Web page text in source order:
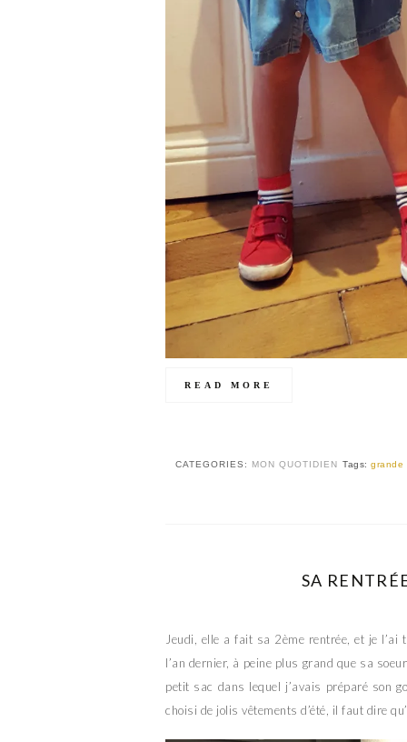
READ MORE
CATEGORIES: MON QUOTIDIEN Tags: grande
SA
Jeudi, elle a fait sa 2ème rentrée, et je
l’an dernier, à peine plus grand que sa
petit sac dans lequel j’avais préparé son
choisi de jolis vêtements d’été, il faut dire